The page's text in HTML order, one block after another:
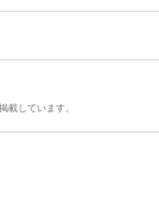
載しています。